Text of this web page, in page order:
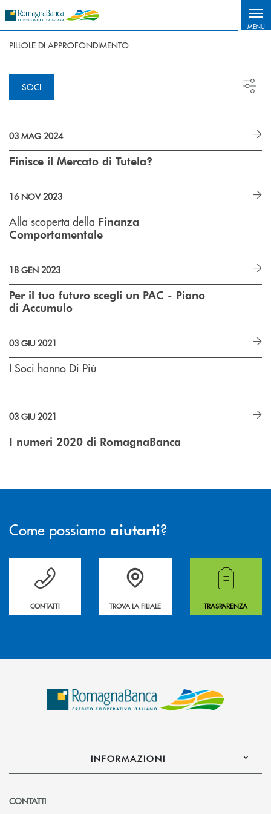
MENU
PILLOLE DI APPROFONDIMENTO
SOCI
03 MAG 2024
Finisce il Mercato di Tutela?
16 NOV 2023
Alla scoperta della Finanza
Comportamentale
18 GEN 2023
Per il tuo futuro scegli un PAC - Piano
di Accumulo
03 GIU 2021
I Soci hanno Di Più
03 GIU 2021
I numeri 2020 di RomagnaBanca
Come possiamo aiutarti?
Per ogni necessità compila il form e noi ti richiamiamo
CONTATTI
La&nbsp; Filiale &nbsp;vicina a te. &nbsp;
TROVA LA FILIALE
Hai bisogno di
TRASPARENZA
INFORMAZIONI
CONTATTI